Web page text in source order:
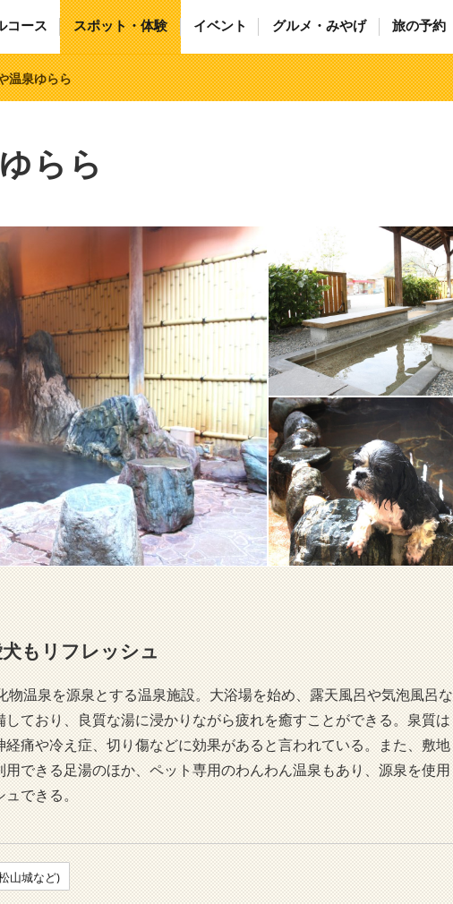
コース スポット・体験 イベント グルメ・みやげ 旅の予約
温泉ゆらら
らら
もリフレッシュ
温泉を源泉とする温泉施設。大浴場を始め、露天風呂や気泡風呂な
ており、良質な湯に浸かりながら疲れを癒すことができる。泉質は
痛や冷え症、切り傷などに効果があると言われている。また、敷地
できる足湯のほか、ペット専用のわんわん温泉もあり、源泉を使用
できる。
山城など)